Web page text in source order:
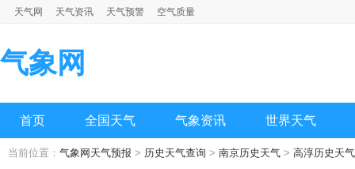
天气网 天气资讯 天气预警 空气质量
气象网
首页 全国天气 气象资讯 世界天气
当前位置： 气象网天气预报 > 历史天气查询 > 南京历史天气 > 高淳历史天气